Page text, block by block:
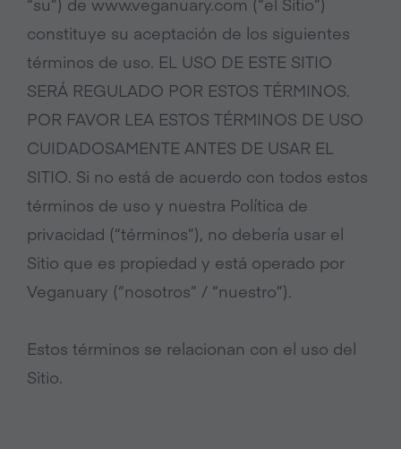
constituye su aceptación de los siguientes
términos de uso. EL USO DE ESTE SITIO
SERÁ REGULADO POR ESTOS TÉRMINOS.
POR FAVOR LEA ESTOS TÉRMINOS DE USO
CUIDADOSAMENTE ANTES DE USAR EL
SITIO. Si no está de acuerdo con todos estos
términos de uso y nuestra Política de
privacidad (“términos”), no debería usar el
Sitio que es propiedad y está operado por
Veganuary (“nosotros” / “nuestro”).
Estos términos se relacionan con el uso del
Sitio.